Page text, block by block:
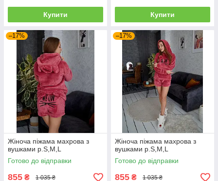
Купити Купити
–17%
Жіноча піжама махрова з
вушками р.S,M,L
Готово до відправки
855 ₴ 1 035 ₴
–17%
Жіноча піжама махрова з
вушками р.S,M,L
Готово до відправки
855 ₴ 1 035 ₴